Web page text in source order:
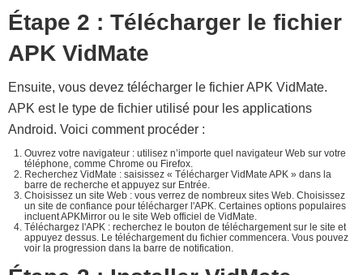
Étape 2 : Télécharger le fichier
APK VidMate
Ensuite, vous devez télécharger le fichier APK VidMate.
APK est le type de fichier utilisé pour les applications
Android. Voici comment procéder :
Ouvrez votre navigateur : utilisez n’importe quel navigateur Web sur votre
téléphone, comme Chrome ou Firefox.
Recherchez VidMate : saisissez « Télécharger VidMate APK » dans la
barre de recherche et appuyez sur Entrée.
Choisissez un site Web : vous verrez de nombreux sites Web. Choisissez
un site de confiance pour télécharger l'APK. Certaines options populaires
incluent APKMirror ou le site Web officiel de VidMate.
Téléchargez l'APK : recherchez le bouton de téléchargement sur le site et
appuyez dessus. Le téléchargement du fichier commencera. Vous pouvez
voir la progression dans la barre de notification.